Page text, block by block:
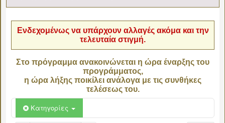
Ενδεχομένως να υπάρχουν αλλαγές ακόμα και την
τελευταία στιγμή.
Στο πρόγραμμα ανακοινώνεται η ώρα έναρξης του
προγράμματος,
η ώρα λήξης ποικίλει ανάλογα με τις συνθήκες
τελέσεως του.
Κατηγορίες